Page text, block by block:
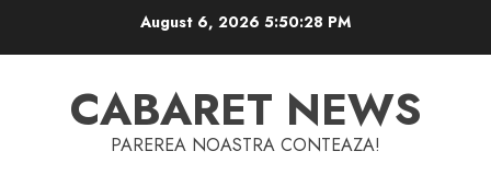
August 6, 2026 5:50:29 PM
CABARET NEWS
PAREREA NOASTRA CONTEAZA!